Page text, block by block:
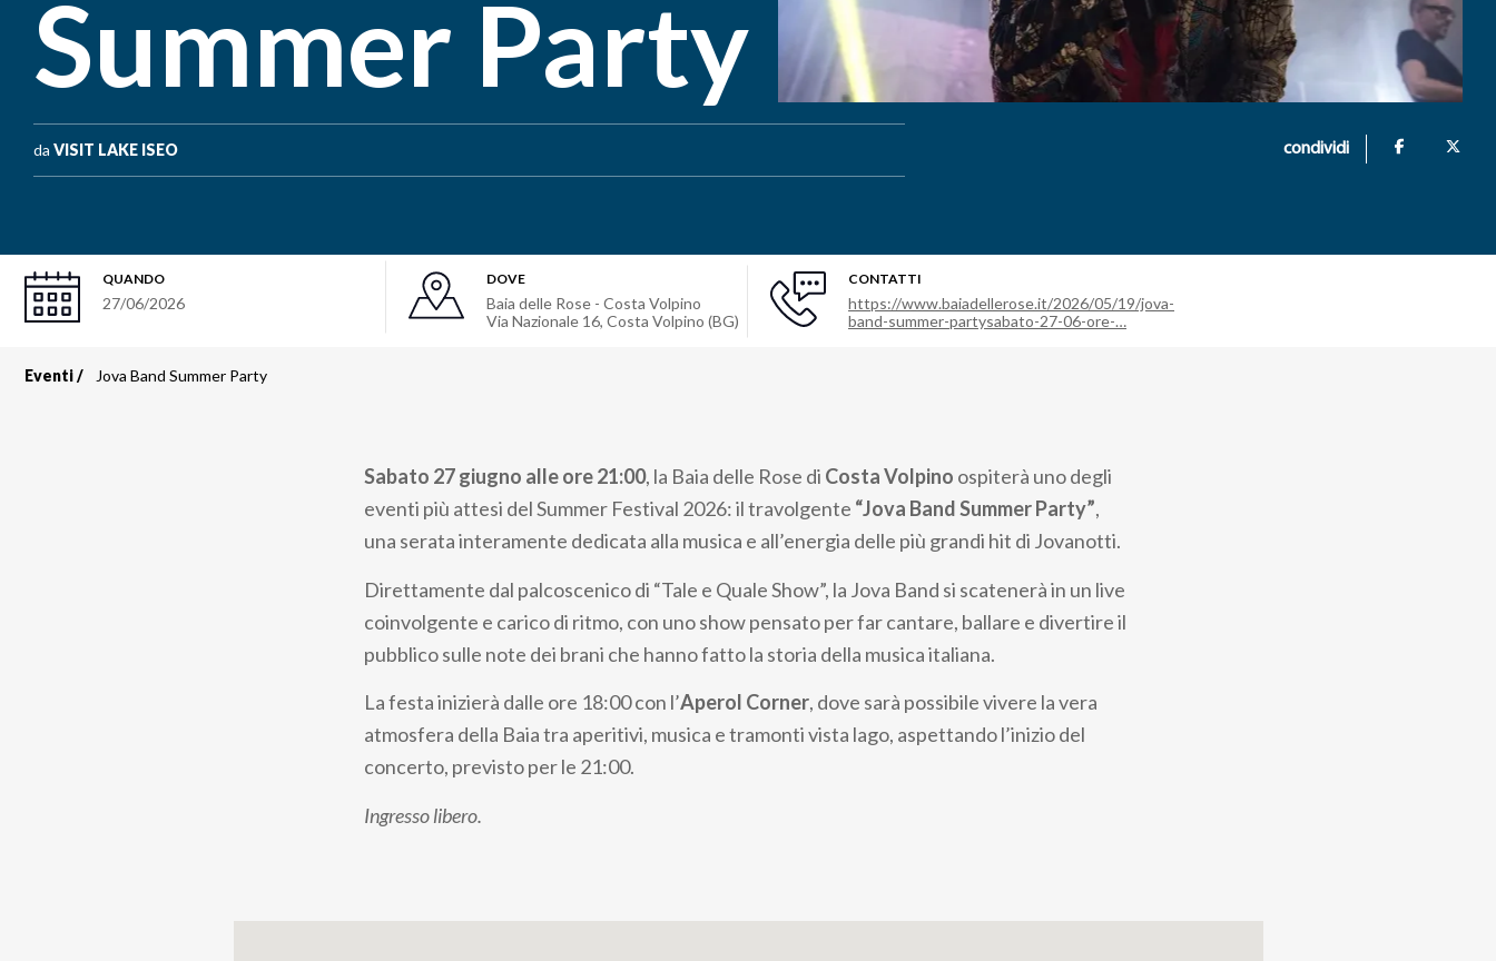
Summer Party
da VISIT LAKE ISEO condividi
QUANDO
27/06/2026
DOVE
Baia delle Rose - Costa Volpino
Via Nazionale 16, Costa Volpino (BG)
CONTATTI
https://www.baiadellerose.it/2026/05/19/jova-
band-summer-partysabato-27-06-ore-…
Eventi Jova Band Summer Party
Sabato 27 giugno alle ore 21:00, la Baia delle Rose di Costa Volpino ospiterà uno degli
eventi più attesi del Summer Festival 2026: il travolgente “Jova Band Summer Party”,
una serata interamente dedicata alla musica e all’energia delle più grandi hit di Jovanotti.
Direttamente dal palcoscenico di “Tale e Quale Show”, la Jova Band si scatenerà in un live
coinvolgente e carico di ritmo, con uno show pensato per far cantare, ballare e divertire il
pubblico sulle note dei brani che hanno fatto la storia della musica italiana.
La festa inizierà dalle ore 18:00 con l’Aperol Corner, dove sarà possibile vivere la vera
atmosfera della Baia tra aperitivi, musica e tramonti vista lago, aspettando l’inizio del
concerto, previsto per le 21:00.
Ingresso libero.